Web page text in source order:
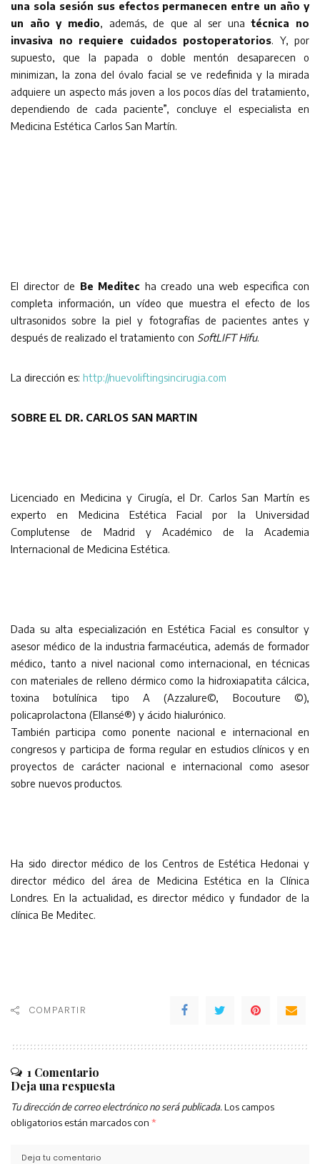
una sola sesión sus efectos permanecen entre un año y
un año y medio, además, de que al ser unatécnica no
invasiva
no requiere cuidados postoperatorios. Y, por
supuesto, que la papada o doble mentón desaparecen o
minimizan, la zona del óvalo facial se ve redefinida y la mirada
adquiere un aspecto más joven a los pocos días del tratamiento,
dependiendo de cada paciente”, concluye el especialista en
Medicina Estética Carlos San Martín.
El director de Be Meditec ha creado una web especifica con
completa información, un vídeo que muestra el efecto de los
ultrasonidos sobre la piel y fotografías de pacientes antes y
después de realizado el tratamiento con SoftLIFT Hifu.
La dirección es: http://nuevoliftingsincirugia.com
SOBRE EL DR. CARLOS SAN MARTIN
Licenciado en Medicina y Cirugía, el Dr. Carlos San Martín es
experto en Medicina Estética Facial por la Universidad
Complutense de Madrid y Académico de la Academia
Internacional de Medicina Estética.
Dada su alta especialización en Estética Facial es consultor y
asesor médico de la industria farmacéutica, además de formador
médico, tanto a nivel nacional como internacional, en técnicas
con materiales de relleno dérmico como la hidroxiapatita cálcica,
toxina botulínica tipo A (Azzalure©, Bocouture ©),
policaprolactona (Ellansé®) y ácido hialurónico.
También participa como ponente nacional e internacional en
congresos y participa de forma regular en estudios clínicos y en
proyectos de carácter nacional e internacional como asesor
sobre nuevos productos.
Ha sido director médico de los Centros de Estética Hedonai y
director médico del área de Medicina Estética en la Clínica
Londres. En la actualidad, es director médico y fundador de la
clínica Be Meditec.
COMPARTIR
1 Comentario
Deja una respuesta
Tu dirección de correo electrónico no será publicada. Los campos
obligatorios están marcados con *